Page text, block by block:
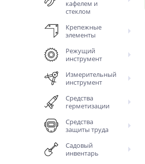
кафелем и
стеклом
Крепежные
элементы
Режущий
инструмент
Измерительный
инструмент
Средства
герметизации
Средства
защиты труда
Садовый
инвентарь